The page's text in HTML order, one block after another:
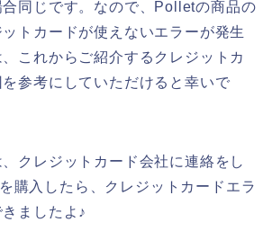
同じです。なので、Polletの商品の
トカードが使えないエラーが発生
これからご紹介するクレジットカ
参考にしていただけると幸いで
クレジットカード会社に連絡をし
購入したら、クレジットカードエラ
ましたよ♪